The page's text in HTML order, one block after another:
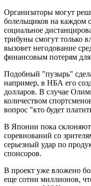
Организаторы могут
болельщиков на каждом
социальное
трибуны смогут только
вызовет негодование
финансовым потерям для
Подобный "пузырь"
например, в НБА его
долларов. В случае
количеством
вопрос "кто будет
В Японии пока
соревнований со
серьезный удар по
спонсоров.
В проект уже вложено
еще сотни миллионов,